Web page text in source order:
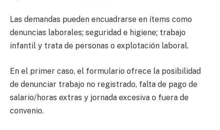
Las demandas pueden encuadrarse en ítems como
denuncias laborales; seguridad e higiene; trabajo
infantil y trata de personas o explotación laboral.
En el primer caso, el formulario ofrece la posibilidad
de denunciar trabajo no registrado, falta de pago de
salario/horas extras y jornada excesiva o fuera de
convenio.